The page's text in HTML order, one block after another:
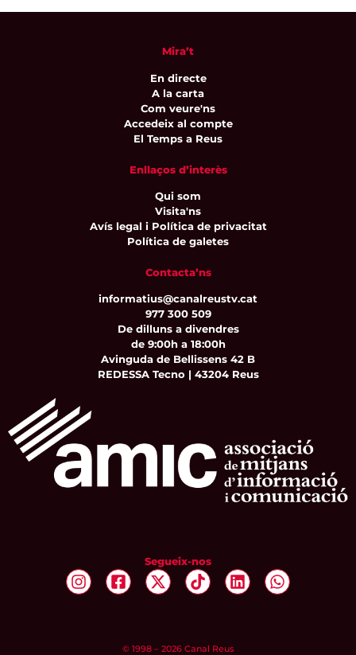
Mira’t
En directe
A la carta
Com veure'ns
Accedeix al compte
El Temps a Reus
Enllaços d’interès
Qui som
Visita'ns
Avís legal i Política de privacitat
Política de galetes
Contacta’ns
informatius@canalreustv.cat
977 300 509
De dilluns a divendres
de 9:00h a 18:00h
Avinguda de Bellissens 42 B
REDESSA Tecno | 43204 Reus
Segueix-nos
© 1998 – 2026 Canal Reus